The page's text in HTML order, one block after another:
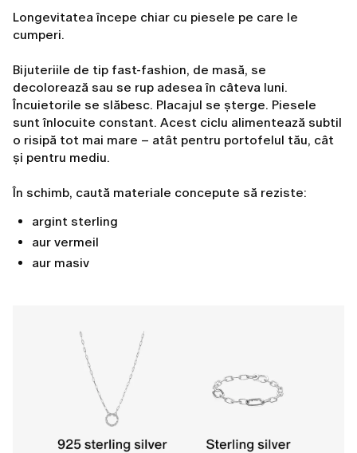
Longevitatea începe chiar cu piesele pe care le
cumperi.
Bijuteriile de tip fast-fashion, de masă, se
decolorează sau se rup adesea în câteva luni.
Încuietorile se slăbesc. Placajul se șterge. Piesele
sunt înlocuite constant. Acest ciclu alimentează subtil
o risipă tot mai mare – atât pentru portofelul tău, cât
și pentru mediu.
În schimb, caută materiale concepute să reziste:
argint sterling
aur vermeil
aur masiv